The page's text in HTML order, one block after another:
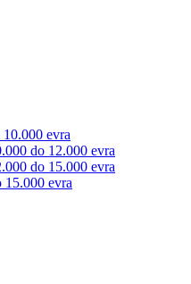
evra
do 12.000 evra
do 15.000 evra
15.000 evra